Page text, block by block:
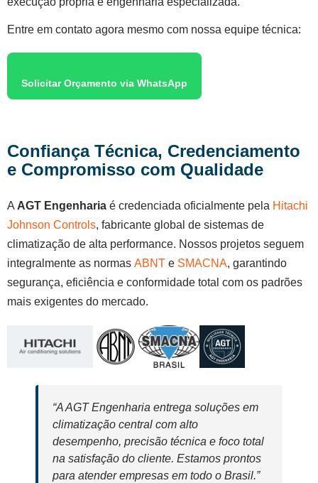
Entre em contato agora mesmo com nossa equipe técnica:
Solicitar Orçamento via WhatsApp
Confiança Técnica, Credenciamento
e Compromisso com Qualidade
A AGT Engenharia é credenciada oficialmente pela Hitachi
Johnson Controls, fabricante global de sistemas de
climatização de alta performance. Nossos projetos seguem
integralmente as normas ABNT e SMACNA, garantindo
segurança, eficiência e conformidade total com os padrões
mais exigentes do mercado.
“A AGT Engenharia entrega soluções em
climatização central com alto
desempenho, precisão técnica e foco total
na satisfação do cliente. Estamos prontos
para atender empresas em todo o Brasil.”